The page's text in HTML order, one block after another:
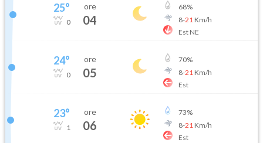
25°
0
ore
04
68%
8-21 Km/h
Est NE
24°
0
ore
05
70%
8-21 Km/h
Est
23°
1
ore
06
73%
8-21 Km/h
Est